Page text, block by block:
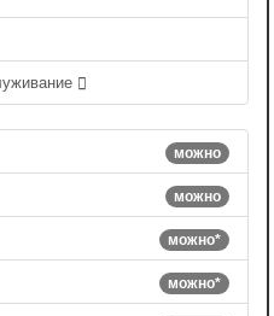
можно
можно
можно*
можно*